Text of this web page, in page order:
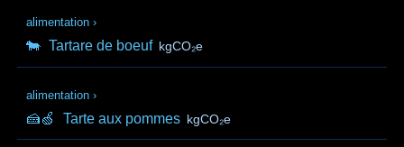
alimentation ›
🐄 Tartare de boeuf kgCO₂e
alimentation ›
🍰🍏 Tarte aux pommes kgCO₂e